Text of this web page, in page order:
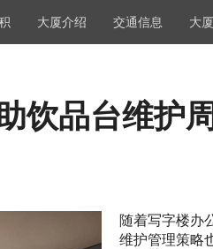
大厦介绍 交通信息 大
饮品台维护
随着写字楼办
维护管理策略